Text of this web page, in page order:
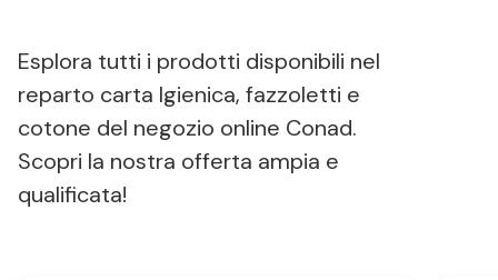
Esplora tutti i prodotti disponibili nel
reparto carta Igienica, fazzoletti e
cotone del negozio online Conad.
Scopri la nostra offerta ampia e
qualificata!